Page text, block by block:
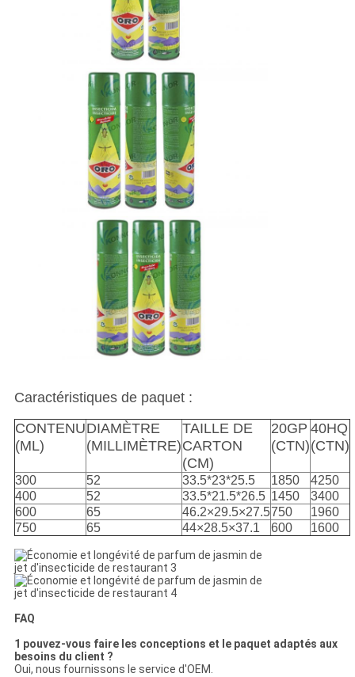
Caractéristiques de paquet :
CONTENU
(ML)
DIAMÈTRE
(MILLIMÈTRE)
TAILLE DE
CARTON
(CM)
20GP
(CTN)
40HQ
(CTN)
300 52 33.5*23*25.5 1850
4250
400
52 33.5*21.5*26.5 1450
3400
600
65 46.2×29.5×27.5750
1960
750
65 44×28.5×37.1 600 1600
FAQ
1 pouvez-vous faire les conceptions et le paquet adaptés aux
besoins du client ?
Oui, nous fournissons le service d'OEM.